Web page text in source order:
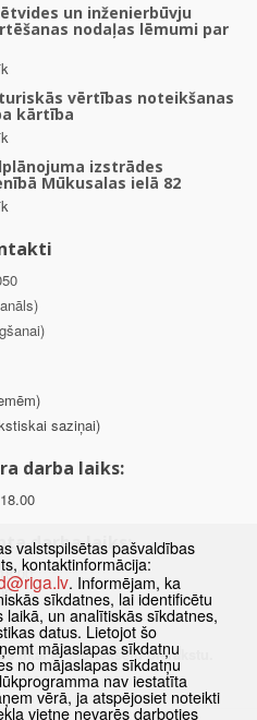
un inženierbūvju
nodaļas lēmumi par
vērtības noteikšanas
kārtība
izstrādes
Mūkusalas ielā 82
saziņai)
darba laiks:
darba laiks:
tikai ar iepriekšēju pierakstu.
valstspilsētas pašvaldības
kontaktinformācija:
. Informējam, ka
sīkdatnes, lai identificētu
un analītiskās sīkdatnes,
datus. Lietojot šo
mājaslapas sīkdatņu
no mājaslapas sīkdatņu
nav iestatīta
vērā, ja atspējosiet noteikti
vietne nevarēs darboties